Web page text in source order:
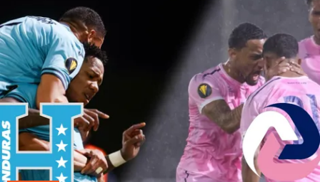
Fútbol Centroamérica, al igual que Futbol Sites, es
una compañía perteneciente a Better Collective.
Todos los derechos reservados.